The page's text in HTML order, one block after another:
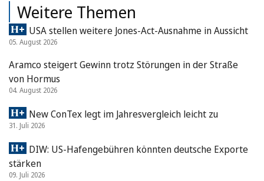
Weitere Themen
USA stellen weitere Jones-Act-Ausnahme in Aussicht
05. August 2026
Aramco steigert Gewinn trotz Störungen in der Straße
von Hormus
04. August 2026
New ConTex legt im Jahresvergleich leicht zu
31. Juli 2026
DIW: US-Hafengebühren könnten deutsche Exporte
stärken
09. Juli 2026